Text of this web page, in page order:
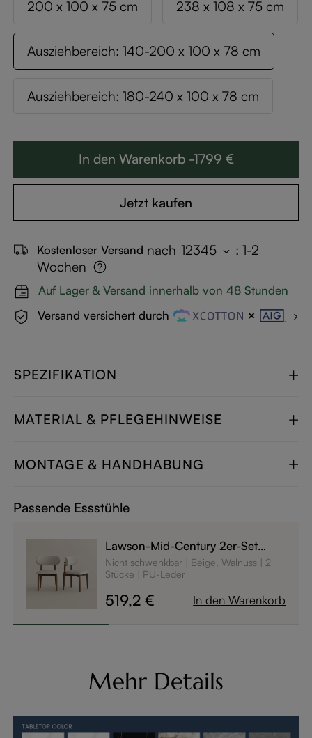
200 x 100 x 75 cm 238 x 108 x 75 cm
Ausziehbereich: 140-200 x 100 x 78 cm
Ausziehbereich: 180-240 x 100 x 78 cm
In den Warenkorb -1799 €
Jetzt kaufen
Kostenloser Versand nach 12345 : 1-2
Wochen
Auf Lager & Versand innerhalb von 48 Stunden
Versand versichert durch
SPEZIFIKATION
MATERIAL & PFLEGEHINWEISE
MONTAGE & HANDHABUNG
Passende Essstühle
Lawson-Mid-Century 2er-Set
Essstühle mit beigem Bezug &
Eschenholz-Gestell in Walnuss-
Nicht schwenkbar Beige, Walnuss
2
Stücke
PU-Leder
519,2 € In den Warenkorb
Mehr Details